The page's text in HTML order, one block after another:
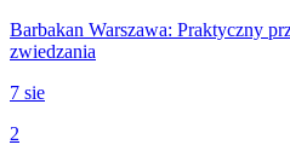
Barbakan Warszawa: Praktyczny
zwiedzania
7 sie
2